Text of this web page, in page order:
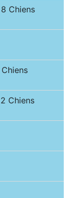
Chiens
Chiens